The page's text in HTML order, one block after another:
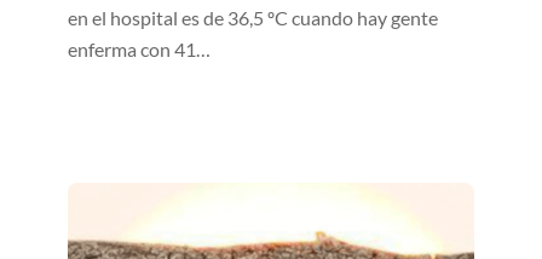
en el hospital es de 36,5 ºC cuando hay gente
enferma con 41…